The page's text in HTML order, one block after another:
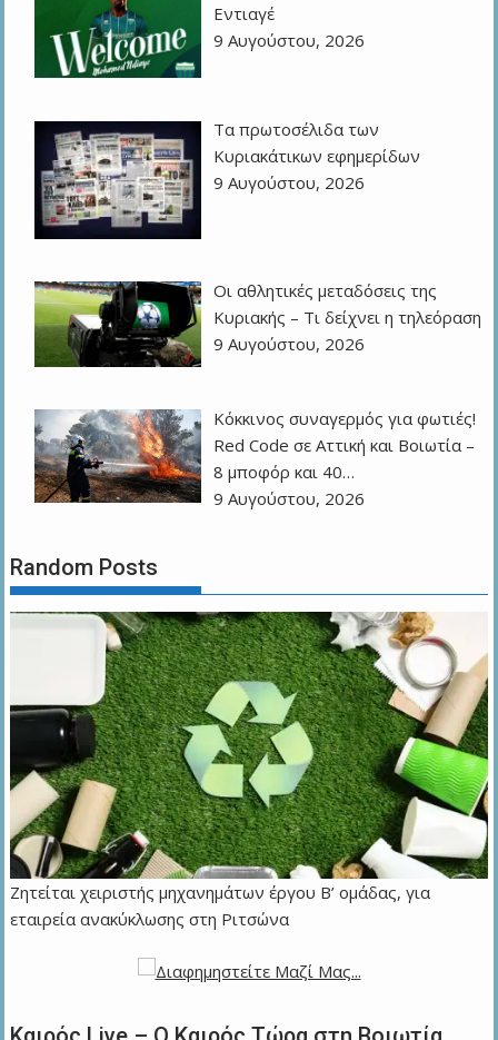
Εντιαγέ
9 Αυγούστου, 2026
Τα πρωτοσέλιδα των
Kυριακάτικων εφημερίδων
9 Αυγούστου, 2026
Οι αθλητικές μεταδόσεις της
Κυριακής – Τι δείχνει η τηλεόραση
9 Αυγούστου, 2026
Κόκκινος συναγερμός για φωτιές!
Red Code σε Αττική και Βοιωτία –
8 μποφόρ και 40…
9 Αυγούστου, 2026
Random Posts
Ζητείται χειριστής μηχανημάτων έργου Β’ ομάδας, για
εταιρεία ανακύκλωσης στη Ριτσώνα